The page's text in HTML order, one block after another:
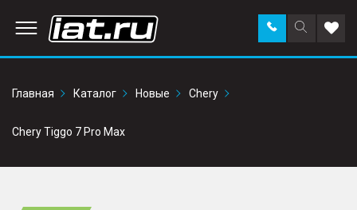
Поиск
по
Заказать
звонок в
Главная
Каталог Новые Chery
Chery Tiggo 7 Pro Max